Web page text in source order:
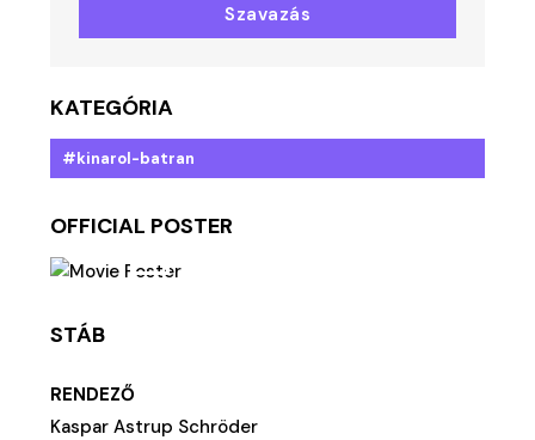
Szavazás
KATEGÓRIA
#kinarol-batran
OFFICIAL POSTER
STÁB
RENDEZŐ
Kaspar Astrup Schröder